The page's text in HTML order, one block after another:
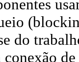
do
conexão